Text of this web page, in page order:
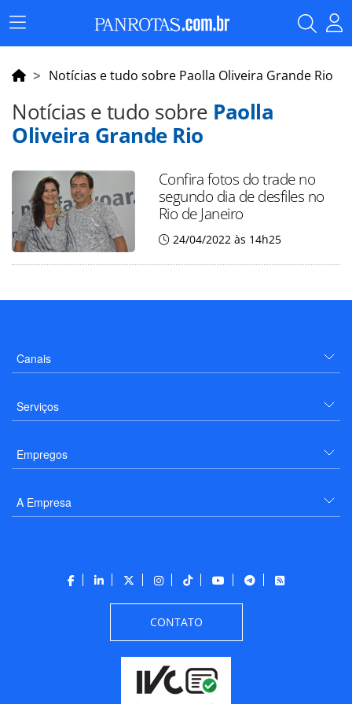
Menu
Principal
Notícias e tudo sobre Paolla Oliveira Grande Rio
Notícias e tudo sobre Paolla
Oliveira Grande Rio
Confira fotos do trade no
segundo dia de desfiles no
Rio de Janeiro
24/04/2022 às 14h25
Canais
Serviços
Empregos
A Empresa
CONTATO